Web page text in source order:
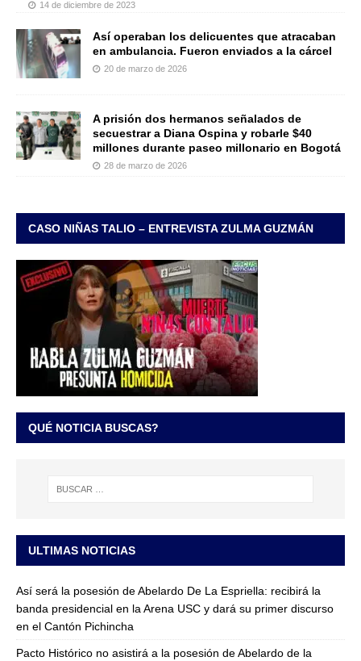
14 de diciembre de 2023
Así operaban los delicuentes que atracaban
en ambulancia. Fueron enviados a la cárcel
20 de marzo de 2026
A prisión dos hermanos señalados de
secuestrar a Diana Ospina y robarle $40
millones durante paseo millonario en Bogotá
28 de marzo de 2026
CASO NIÑAS TALIO – ENTREVISTA ZULMA GUZMÁN
QUÉ NOTICIA BUSCAS?
ULTIMAS NOTICIAS
Así será la posesión de Abelardo De La Espriella: recibirá la
banda presidencial en la Arena USC y dará su primer discurso
en el Cantón Pichincha
Pacto Histórico no asistirá a la posesión de Abelardo de la